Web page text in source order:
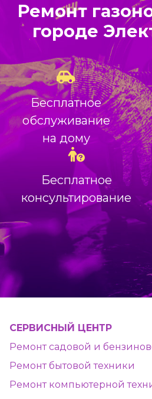
Ремонт
городе
Бесплатное
обслуживание
на дому
Бесплатное
консультирование
СЕРВИСНЫЙ ЦЕНТР
Ремонт садовой и
Ремонт бытовой техники
Ремонт компьютерной